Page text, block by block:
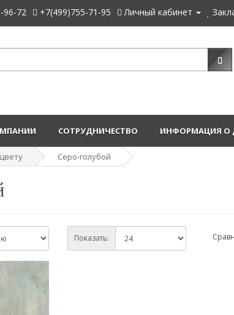
96-72 +7(499)755-71-95 Личный кабинет
ИНФОРМАЦИЯ О
СОТРУДНИЧЕСТВО
Серо-голубой
Показать: